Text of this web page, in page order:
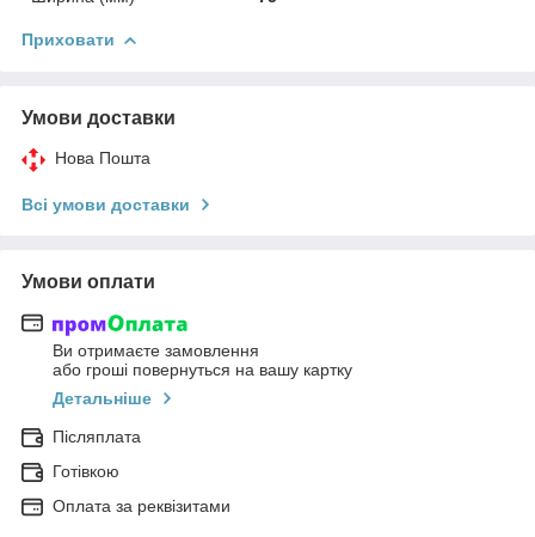
Приховати
Умови доставки
Нова Пошта
Всі умови доставки
Умови оплати
Ви отримаєте замовлення
або гроші повернуться на вашу картку
Детальніше
Післяплата
Готівкою
Оплата за реквізитами